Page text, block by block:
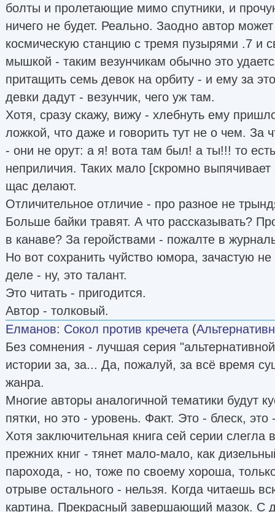
болты и пролетающие мимо спутники, и
ничего не будет. Реально. Заодно автор
космическую станцию с тремя пузырями .7 и
мышкой - таким везунчикам обычно это
притащить семь девок на орбиту - и ему за
девки дадут - везунчик, чего уж там.
Хотя, сразу скажу, вижу - хлебнуть ему
ложкой, что даже и говорить тут не о чем. За
- они не орут: а я! вота там был! а ты!!! то
неприличия. Таких мало [скромно
щас делают.
Отличительное отличие - про разное не
Больше байки травят. А что рассказывать?
в канаве? За геройствами - пожалте в
Но вот сохранить чуйство юмора, зачастую
деле - ну, это талант.
Это читать - пригодится.
Автор - толковый.
Елманов: Сокол против кречета (
Без сомнения - лучшая серия
истории за, за... Да, пожалуй, за всё время
жанра.
Многие авторы аналогичной тематики будут
пятки, но это - уровень. Факт. Это - блеск, это
Хотя заключительная книга сей серии слегла
прежних книг - тянет мало-мало, как
парохода, - но, тоже по своему хороша,
отрыве остального - нельзя. Когда читаешь
картина. Прекрасный завершающий мазок. С